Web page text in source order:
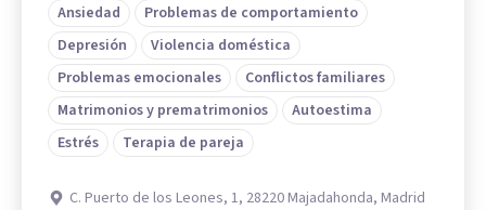
Ansiedad
Problemas de comportamiento
Depresión
Violencia doméstica
Problemas emocionales
Conflictos familiares
Matrimonios y prematrimonios
Autoestima
Estrés
Terapia de pareja
C. Puerto de los Leones, 1, 28220 Majadahonda, Madrid